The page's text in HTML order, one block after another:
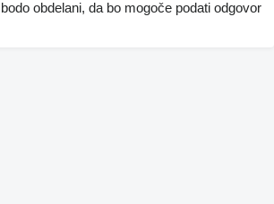
obdelani, da bo mogoče podati odgovor